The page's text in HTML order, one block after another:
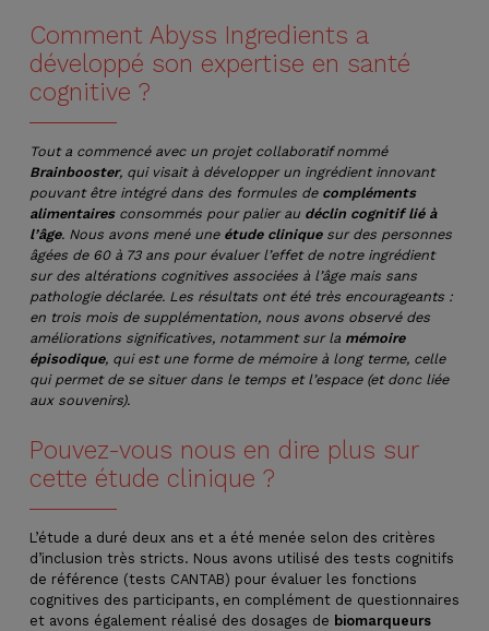
Comment Abyss Ingredients a
développé son expertise en santé
cognitive ?
Tout a commencé avec un projet collaboratif nommé
Brainbooster, qui visait à développer un ingrédient innovant
pouvant être intégré dans des formules de compléments
alimentairesconsommés pour palier au déclin cognitif lié à
l’âge. Nous avons mené une étude cliniquesur des personnes
âgées de 60 à 73 ans pour évaluer l’effet de notre ingrédient
sur des altérations cognitives associées à l’âge mais sans
pathologie déclarée. Les résultats ont été très encourageants :
en trois mois de supplémentation, nous avons observé des
améliorations significatives, notamment sur la mémoire
épisodique, qui est une forme de mémoire à long terme, celle
qui permet de se situer dans le temps et l’espace (et donc liée
aux souvenirs).
Pouvez-vous nous en dire plus sur
cette étude clinique ?
L’étude a duré deux ans et a été menée selon des critères
d’inclusion très stricts. Nous avons utilisé des tests cognitifs
de référence (tests CANTAB) pour évaluer les fonctions
cognitives des participants, en complément de questionnaires
et avons également réalisé des dosages de biomarqueurs